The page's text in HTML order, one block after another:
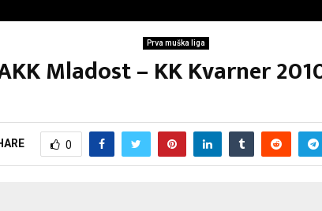
Prva muška liga
Mladost – KK Kvarner
0